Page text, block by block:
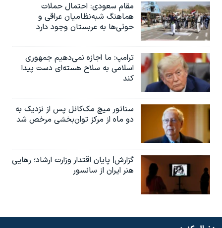
مقام سعودی: احتمال حملات
هماهنگ شبه‌نظامیان عراقی و
حوثی‌ها به عربستان وجود دارد
ترامپ: ما اجازه نمی‌دهیم جمهوری
اسلامی به سلاح هسته‌ای دست پیدا
کند
سناتور میچ مک‌کانل پس از نزدیک به
دو ماه از مرکز توان‌بخشی مرخص شد
گزارش| پایان اقتدار وزارت ارشاد؛ رهایی
هنر ایران از سانسور